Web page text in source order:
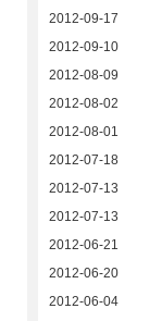
2012-09-17
2012-09-10
2012-08-09
2012-08-02
2012-08-01
2012-07-18
2012-07-13
2012-07-13
2012-06-21
2012-06-20
2012-06-04